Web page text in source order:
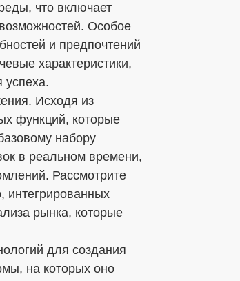
что включает
Особое
и предпочтений
характеристики,
Исходя из
функций, которые
набору
в реальном времени,
Рассмотрите
интегрированных
рынка, которые
для создания
на которых оно